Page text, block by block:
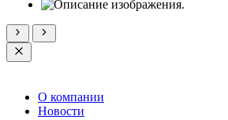
О компании
Новости